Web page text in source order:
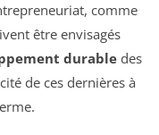
comme
être envisagés
durable des
de ces dernières à